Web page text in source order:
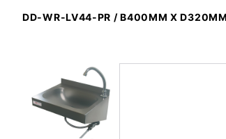
DD-WR-LV44-PR / B400MM X D320MM